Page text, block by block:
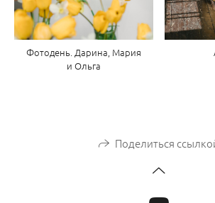
Фотодень. Дарина, Мария
и Ольга
Поделиться